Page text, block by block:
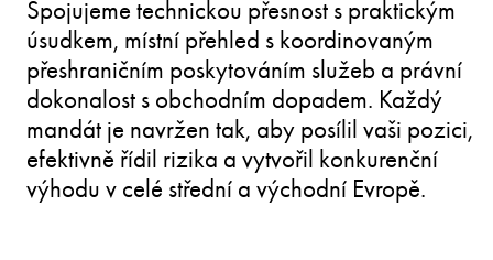
Spojujeme technickou přesnost s praktickým
úsudkem, místní přehled s koordinovaným
přeshraničním poskytováním služeb a právní
dokonalost s obchodním dopadem. Každý
mandát je navržen tak, aby posílil vaši pozici,
efektivně řídil rizika a vytvořil konkurenční
výhodu v celé střední a východní Evropě.